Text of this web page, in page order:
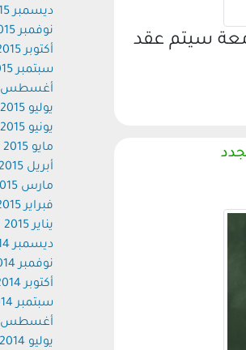
سيتم عقد
ديسمبر 2015
نوفمبر 2015
أكتوبر 2015
سبتمبر 2015
أغسطس 2015
يوليو 2015
يونيو 2015
مايو 2015
أبريل 2015
مارس 2015
فبراير 2015
يناير 2015
ديسمبر 2014
نوفمبر 2014
أكتوبر 2014
سبتمبر 2014
أغسطس 2014
يوليو 2014